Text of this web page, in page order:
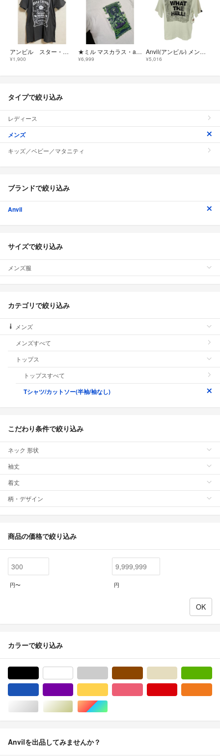
アンビル スター・ウォーズ パロディTシャツ 半袖 Mサイズ パロディデザイン チャコールグレー anvil
¥1,900
★ミル マスカラス・anvil・EROSTY POP・メンズ Tシャツ・M ★
¥6,999
Anvil(アンビル) メンズ トップス Tシャツ・カットソー
¥5,016
タイプで絞り込み
レディース
メンズ
キッズ／ベビー／マタニティ
ブランドで絞り込み
Anvil
サイズで絞り込み
メンズ服
カテゴリで絞り込み
メンズ
メンズすべて
トップス
トップスすべて
Tシャツ/カットソー(半袖/袖なし)
こだわり条件で絞り込み
ネック 形状
袖丈
着丈
柄・デザイン
商品の価格で絞り込み
円〜 円
カラーで絞り込み
シルバー/銀色系ゴールド/金色系マルチカラー
Anvilを出品してみませんか？